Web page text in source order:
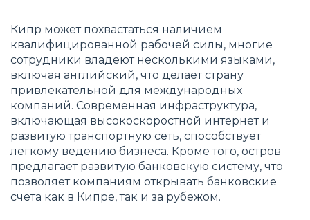
Кипр может похвастаться наличием
квалифицированной рабочей силы, многие
сотрудники владеют несколькими языками,
включая английский, что делает страну
привлекательной для международных
компаний. Современная инфраструктура,
включающая высокоскоростной интернет и
развитую транспортную сеть, способствует
лёгкому ведению бизнеса. Кроме того, остров
предлагает развитую банковскую систему, что
позволяет компаниям открывать банковские
счета как в Кипре, так и за рубежом​.